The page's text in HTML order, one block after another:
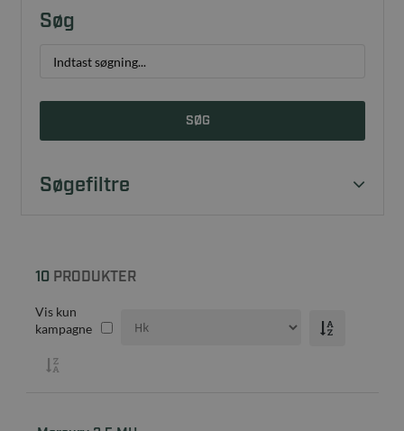
Søg
SØG
Søgefiltre
10 PRODUKTER
Vis kun
kampagne